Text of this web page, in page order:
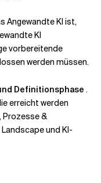
Angewandte KI ist,
KI
vorbereitende
werden müssen.
Definitionsphase .
erreicht werden
&
und KI-